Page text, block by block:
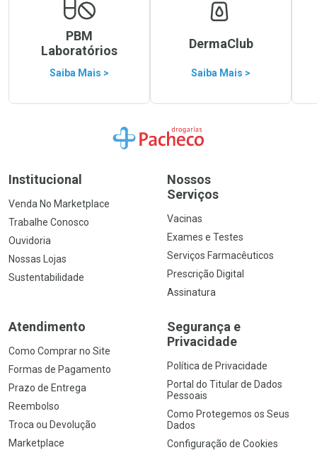
PBM
Laboratórios
Saiba Mais >
DermaClub
Saiba Mais >
Ir para a Home
Institucional
Venda No Marketplace
Trabalhe Conosco
Ouvidoria
Nossas Lojas
Sustentabilidade
Nossos
Serviços
Vacinas
Exames e Testes
Serviços Farmacêuticos
Prescrição Digital
Assinatura
Atendimento
Como Comprar no Site
Formas de Pagamento
Prazo de Entrega
Reembolso
Troca ou Devolução
Marketplace
Segurança e
Privacidade
Política de Privacidade
Portal do Titular de Dados
Pessoais
Como Protegemos os Seus
Dados
Configuração de Cookies